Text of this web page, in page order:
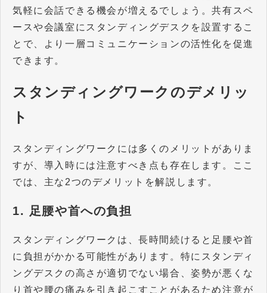
気軽に会話できる機会が増えるでしょう。共有スペ
ースや会議室にスタンディングデスクを設置するこ
とで、より一層コミュニケーションの活性化を促進
できます。
スタンディングワークのデメリッ
ト
スタンディングワークには多くのメリットがありま
すが、導入時には注意すべき点も存在します。ここ
では、主な2つのデメリットを解説します。
1. 足腰や首への負担
スタンディングワークは、長時間続けると足腰や首
に負担がかかる可能性があります。特にスタンディ
ングデスクの高さが適切でない場合、姿勢が悪くな
り首や腰の痛みを引き起こすことがあるため注意が